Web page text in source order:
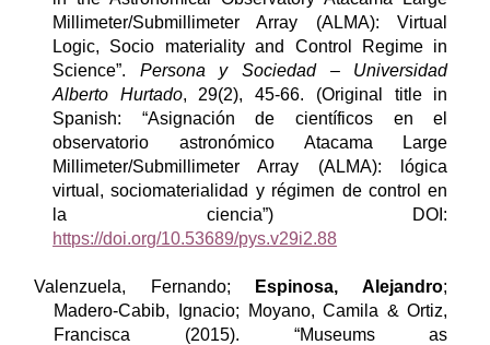
Millimeter/Submillimeter Array (ALMA): Virtual
Logic, Socio materiality and Control Regime in
Science”. Persona y Sociedad – Universidad
Alberto Hurtado, 29(2), 45-66. (Original title in
Spanish: “Asignación de científicos en el
observatorio astronómico Atacama Large
Millimeter/Submillimeter Array (ALMA): lógica
virtual, sociomaterialidad y régimen de control en
la ciencia”) DOI:
https://doi.org/10.53689/pys.v29i2.88
Valenzuela, Fernando; Espinosa, Alejandro;
Madero-Cabib, Ignacio; Moyano, Camila & Ortiz,
Francisca (2015). “Museums as